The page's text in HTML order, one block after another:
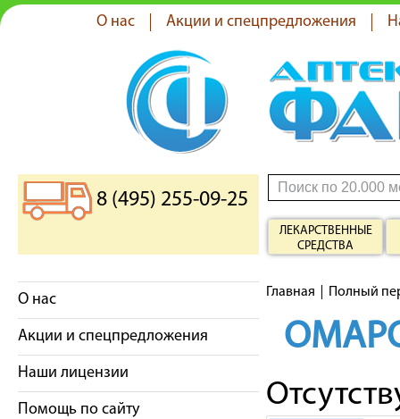
О нас Акции и спецпредложения
8 (495) 255-09-25
ЛЕКАРСТВЕННЫЕ
СРЕДСТВА
О нас
Акции и спецпредложения
Наши лицензии
Помощь по сайту
Главная Полный